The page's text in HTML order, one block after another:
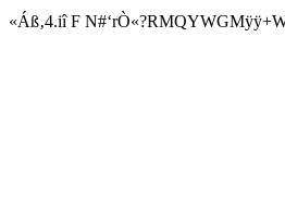
«Áß‚4.iî F N#